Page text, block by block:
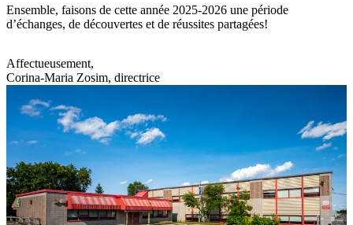
Ensemble, faisons de cette année 2025-2026 une période
d’échanges, de découvertes et de réussites partagées!
Affectueusement,
Corina-Maria Zosim, directrice